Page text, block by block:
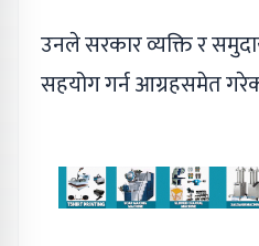
उनले सरकार व्यक्ति र
सहयोग गर्न आग्रहसमेत